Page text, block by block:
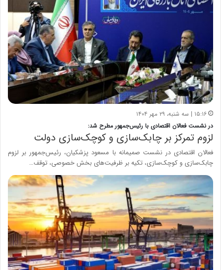
۱۵:۱۶ | سه شنبه، ۲۹ مهر ۱۴۰۴
در نشست فعالان اقتصادی با رئیس‌جمهور مطرح شد:
لزوم تمرکز بر چابک‌سازی و کوچک‌سازی دولت
فعالان اقتصادی در نشست صمیمانه با مسعود پزشکیان، رئیس‌جمهور بر لزوم
چابک‌سازی و کوچک‌سازی، تکیه بر ظرفیت‌های بخش خصوصی، توقف…